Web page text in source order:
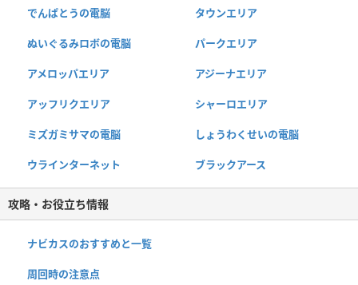
でんぱとうの電脳 タウンエリア
ぬいぐるみロボの電脳 パークエリア
アメロッパエリア アジーナエリア
アッフリクエリア シャーロエリア
ミズガミサマの電脳 しょうわくせいの電脳
ウラインターネット ブラックアース
攻略・お役立ち情報
ナビカスのおすすめと一覧
周回時の注意点